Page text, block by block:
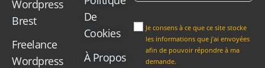
Wordpress
Brest
Freelance
Wordpress
De
Cookies
À Propos
Je consens à ce que ce site stocke
les informations que j’ai envoyées
afin de pouvoir répondre à ma
demande.